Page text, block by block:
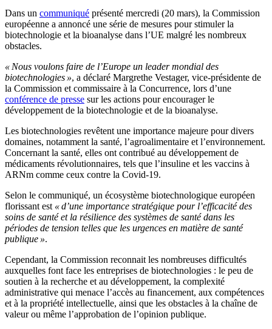
Dans un communiqué présenté mercredi (20 mars), la Commission
européenne a annoncé une série de mesures pour stimuler la
biotechnologie et la bioanalyse dans l’UE malgré les nombreux
obstacles.
« Nous voulons faire de l’Europe un leader mondial des
biotechnologies », a déclaré Margrethe Vestager, vice-présidente de
la Commission et commissaire à la Concurrence, lors d’une
conférence de presse sur les actions pour encourager le
développement de la biotechnologie et de la bioanalyse.
Les biotechnologies revêtent une importance majeure pour divers
domaines, notamment la santé, l’agroalimentaire et l’environnement.
Concernant la santé, elles ont contribué au développement de
médicaments révolutionnaires, tels que l’insuline et les vaccins à
ARNm comme ceux contre la Covid-19.
Selon le communiqué, un écosystème biotechnologique européen
florissant est « d’une importance stratégique pour l’efficacité des
soins de santé et la résilience des systèmes de santé dans les
périodes de tension telles que les urgences en matière de santé
publique ».
Cependant, la Commission reconnait les nombreuses difficultés
auxquelles font face les entreprises de biotechnologies : le peu de
soutien à la recherche et au développement, la complexité
administrative qui menace l’accès au financement, aux compétences
et à la propriété intellectuelle, ainsi que les obstacles à la chaîne de
valeur ou même l’approbation de l’opinion publique.